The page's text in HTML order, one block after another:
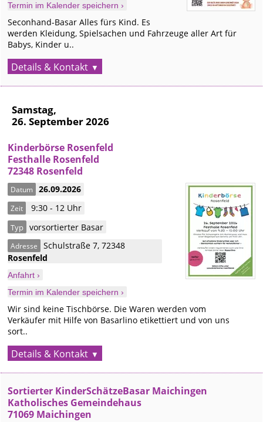
Termin im Kalender speichern ›
Seconhand-Basar Alles fürs Kind. Es
werden Kleidung, Spielsachen und Fahrzeuge aller Art für
Babys, Kinder u..
Details & Kontakt
Samstag,
26. September 2026
Kinderbörse Rosenfeld
Festhalle Rosenfeld
72348 Rosenfeld
Datum 26.09.2026
Zeit 9:30 - 12 Uhr
Typ vorsortierter Basar
Adresse Schulstraße 7,72348
Rosenfeld
Anfahrt ›
Termin im Kalender speichern ›
Wir sind keine Tischbörse. Die Waren werden vom
Verkäufer mit Hilfe von Basarlino etikettiert und von uns
sort..
Details & Kontakt
Sortierter KinderSchätzeBasar Maichingen
Katholisches Gemeindehaus
71069 Maichingen